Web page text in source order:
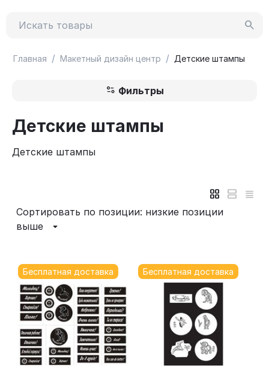
Главная / Макетный дизайн центр / Детские штампы
Фильтры
Детские штампы
Детские штампы
Сортировать по позиции: низкие позиции
выше
Бесплатная доставка Бесплатная доставка